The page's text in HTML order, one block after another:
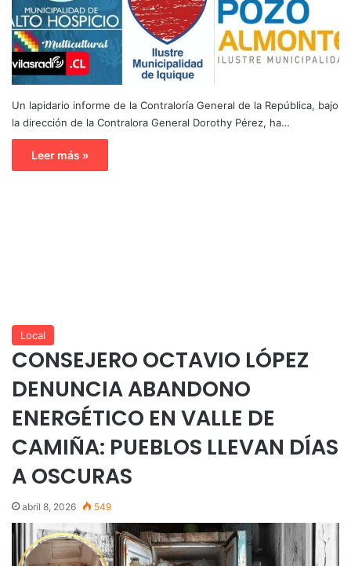
Un lapidario informe de la Contraloría General de la República, bajo
la dirección de la Contralora General Dorothy Pérez, ha…
Leer más »
Local
CONSEJERO OCTAVIO LÓPEZ
DENUNCIA ABANDONO
ENERGÉTICO EN VALLE DE
CAMIÑA: PUEBLOS LLEVAN DÍAS
A OSCURAS
abril 8, 2026 549